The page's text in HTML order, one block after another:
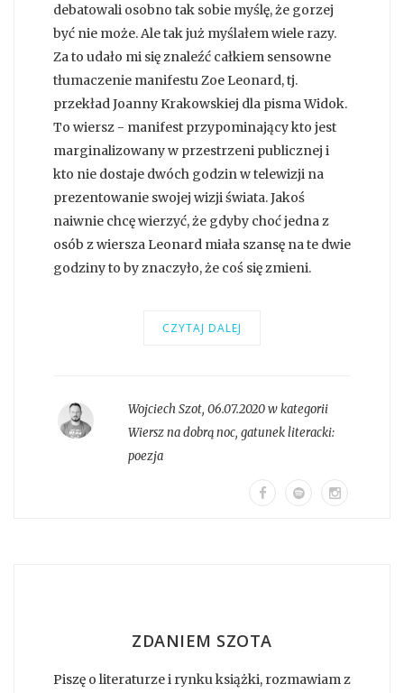
debatowali osobno tak sobie myślę, że gorzej
być nie może. Ale tak już myślałem wiele razy.
Za to udało mi się znaleźć całkiem sensowne
tłumaczenie manifestu Zoe Leonard, tj.
przekład Joanny Krakowskiej dla pisma Widok.
To wiersz - manifest przypominający kto jest
marginalizowany w przestrzeni publicznej i
kto nie dostaje dwóch godzin w telewizji na
prezentowanie swojej wizji świata. Jakoś
naiwnie chcę wierzyć, że gdyby choć jedna z
osób z wiersza Leonard miała szansę na te dwie
godziny to by znaczyło, że coś się zmieni.
CZYTAJ DALEJ
Wojciech Szot, 06.07.2020 w kategorii
Wiersz na dobrą noc, gatunek literacki:
poezja
ZDANIEM SZOTA
Piszę o literaturze i rynku książki, rozmawiam z